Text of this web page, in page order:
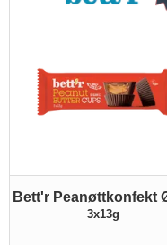
Bett'r Peanøttkonfekt
3x13g